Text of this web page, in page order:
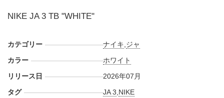
リーカラーが多い"JA 3"の中で、アッパー、シューレース、
用らしいクリーンな表情へと引き寄せている。それでも、ア
ッパー全体に刻まれた立体的なスクラッチパターン、半透明
て、単なる白いバスケットシューズでは終わらない。新たな
チームカラーに染まる前の空白のようにも見えるトリプルホ
NIKE JA 3 TB "WHITE"
カテゴリー ナイキ ジャ
カラー
ホワイト
リリース日
2026年07月
タグ
JA 3 NIKE